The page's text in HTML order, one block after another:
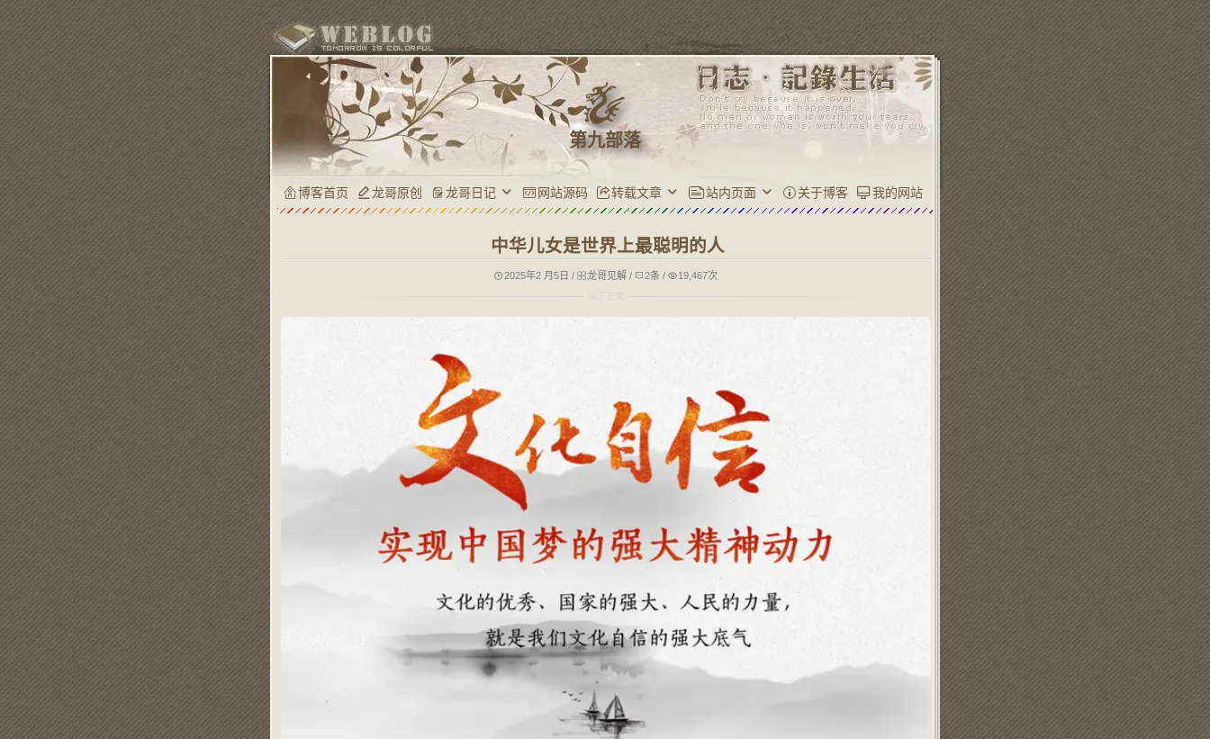
第九部落
博客首页 龙哥原创 龙哥日记 网站源码 转载文章 站内页面 关于博客 我的网站
中华儿女是世界上最聪明的人
2025年2 月5日 / 龙哥见解 / 2条 / 19,467次